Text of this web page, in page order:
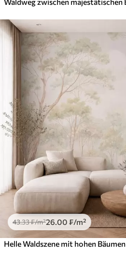
43.33₣/m²26.00 ₣/m²
Helle Waldszene mit hohen Bäumen